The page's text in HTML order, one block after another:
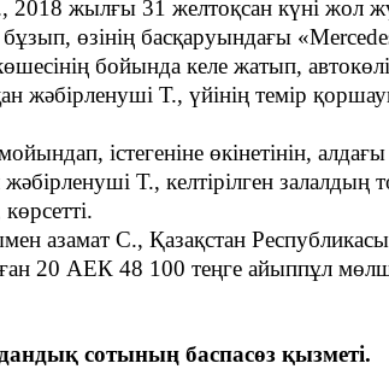
2018 жылғы 31 желтоқсан күні жол
өзінің басқаруындағы
бойында келе жатып,
жәбірленуші Т., үйінің темір
істегеніне өкінетінін,
жәбірленуші Т., келтірілген
азамат С., Қазақстан
20 АЕК 48 100 теңге айыппұл
сотының баспасөз қызметі.